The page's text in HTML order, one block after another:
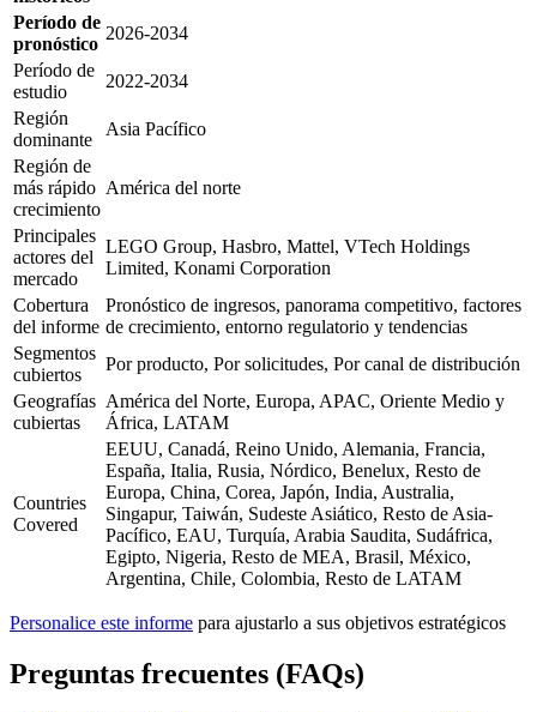
Período de
pronóstico
2026-2034
Período de
estudio
2022-2034
Región
dominante
Asia Pacífico
Región de
más rápido
crecimiento
América del norte
Principales
actores del
mercado
LEGO Group, Hasbro, Mattel, VTech Holdings
Limited, Konami Corporation
Cobertura
del informe
Pronóstico de ingresos, panorama competitivo, factores
de crecimiento, entorno regulatorio y tendencias
Segmentos
cubiertos
Por producto, Por solicitudes, Por canal de distribución
Geografías
cubiertas
América del Norte, Europa, APAC, Oriente Medio y
África, LATAM
Countries
Covered
EEUU, Canadá, Reino Unido, Alemania, Francia,
España, Italia, Rusia, Nórdico, Benelux, Resto de
Europa, China, Corea, Japón, India, Australia,
Singapur, Taiwán, Sudeste Asiático, Resto de Asia-
Pacífico, EAU, Turquía, Arabia Saudita, Sudáfrica,
Egipto, Nigeria, Resto de MEA, Brasil, México,
Argentina, Chile, Colombia, Resto de LATAM
Personalice este informe para ajustarlo a sus objetivos estratégicos
Preguntas frecuentes (FAQs)